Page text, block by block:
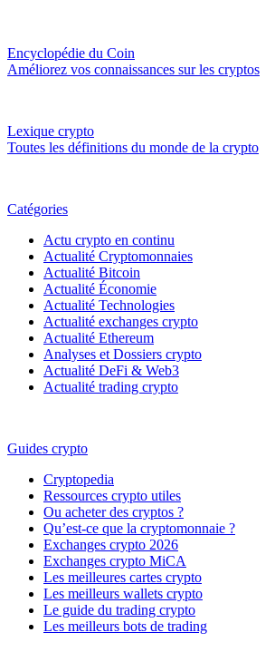
Encyclopédie du Coin
Améliorez vos connaissances sur les cryptos
Lexique crypto
Toutes les définitions du monde de la crypto
Catégories
Actu crypto en continu
Actualité Cryptomonnaies
Actualité Bitcoin
Actualité Économie
Actualité Technologies
Actualité exchanges crypto
Actualité Ethereum
Analyses et Dossiers crypto
Actualité DeFi & Web3
Actualité trading crypto
Guides crypto
Cryptopedia
Ressources crypto utiles
Ou acheter des cryptos ?
Qu’est-ce que la cryptomonnaie ?
Exchanges crypto 2026
Exchanges crypto MiCA
Les meilleures cartes crypto
Les meilleurs wallets crypto
Le guide du trading crypto
Les meilleurs bots de trading